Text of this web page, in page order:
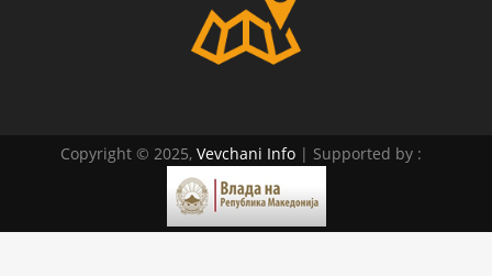
Copyright © 2025, Vevchani Info| Supported by :